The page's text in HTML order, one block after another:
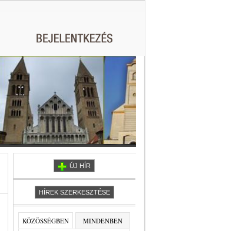
ÚJ HÍR
HÍREK SZERKESZTÉSE
KÖZÖSSÉGBEN MINDENBEN